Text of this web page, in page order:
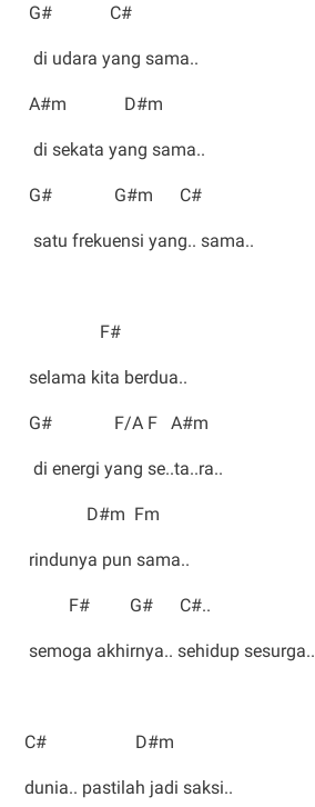
G# C#
di udara yang sama..
A#m D#m
di sekata yang sama..
G# G#m C#
satu frekuensi yang.. sama..
F#
selama kita berdua..
G# F/A F A#m
di energi yang se..ta..ra..
D#m Fm
rindunya pun sama..
F# G# C#..
semoga akhirnya.. sehidup sesurga..
C# D#m
dunia.. pastilah jadi saksi..